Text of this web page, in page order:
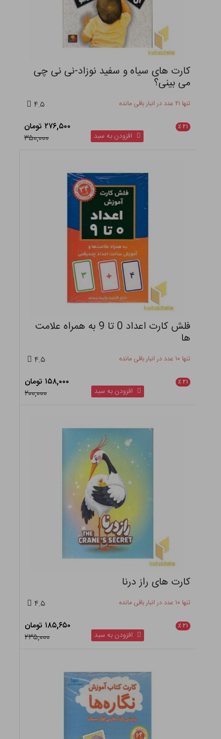
کارت های سیاه و سفید نوزاد-نی نی چی
می بینی؟
تنها ۲۱ عدد در انبار باقی مانده ۴.۵
۲۱ ٪
۲۷۶,۵۰۰ تومان
۳۵۰,۰۰۰
افزودن به سبد
فلش کارت اعداد 0 تا 9 به همراه علامت
ها
تنها ۱۰ عدد در انبار باقی مانده ۴.۵
۲۱ ٪
۱۵۸,۰۰۰ تومان
۲۰۰,۰۰۰
افزودن به سبد
کارت های راز درنا
تنها ۱۰ عدد در انبار باقی مانده ۴.۵
۲۱ ٪
۱۸۵,۶۵۰ تومان
۲۳۵,۰۰۰
افزودن به سبد